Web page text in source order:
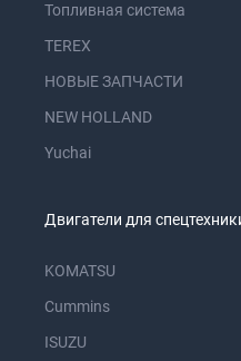
Топливная система
TEREX
НОВЫЕ ЗАПЧАСТИ
NEW HOLLAND
Yuchai
Двигатели для
KOMATSU
Cummins
ISUZU